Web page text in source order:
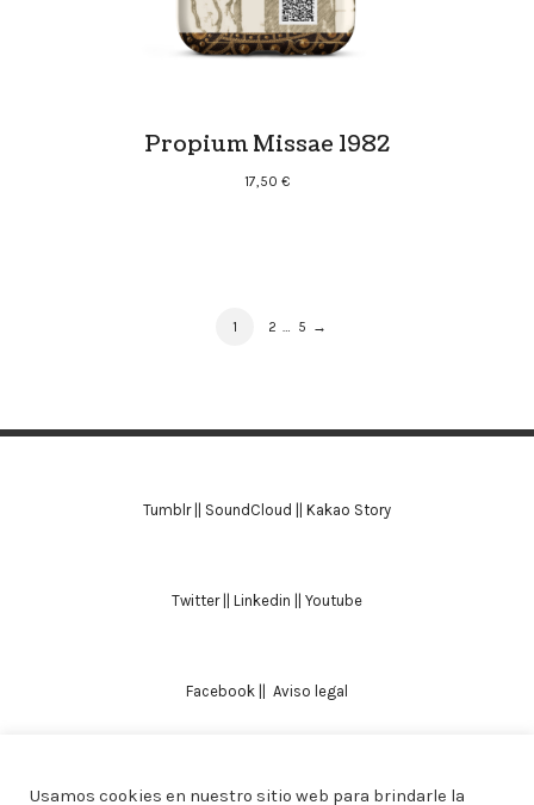
Propium Missae 1982
17,50 €
PAGE
1 PAGE
2 PAGE
5 →
Tumblr|| SoundCloud || Kakao Story
Twitter|| Linkedin || Youtube
Facebook || Aviso legal
Usamos cookies en nuestro sitio web para brindarle la